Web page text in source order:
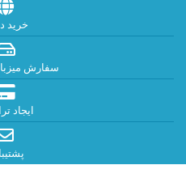
خرید
سفارش
ایجاد